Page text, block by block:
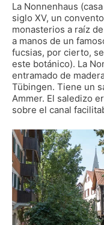
La Nonnenhaus
siglo XV, un
monasterios a raíz
a manos de un
fucsias, por cierto,
este botánico). La
entramado de
Tübingen. Tiene un
Ammer. El saledizo
sobre el canal